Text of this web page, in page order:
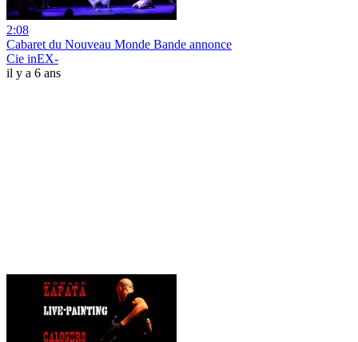
2:08
Cabaret du Nouveau Monde Bande annonce
Cie inEX-
il y a 6 ans